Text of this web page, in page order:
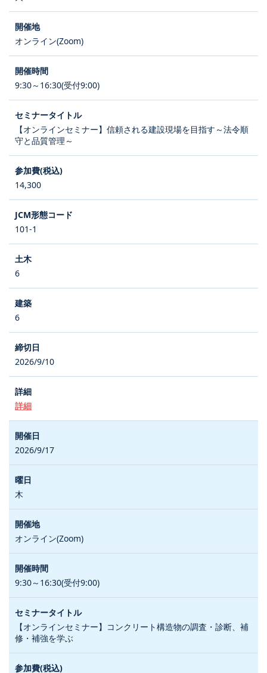
オンライン(Zoom)
9:30～16:30(受付9:00)
【オンラインセミナー】信頼される建設現場を目指す～法令順
守と品質管理～
14,300
101-1
6
6
2026/9/10
詳細
2026/9/17
木
オンライン(Zoom)
9:30～16:30(受付9:00)
【オンラインセミナー】コンクリート構造物の調査・診断、補
修・補強を学ぶ